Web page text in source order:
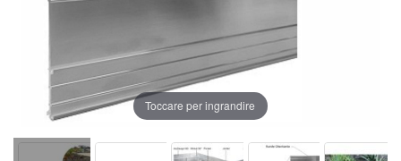
Toccare per ingrandire